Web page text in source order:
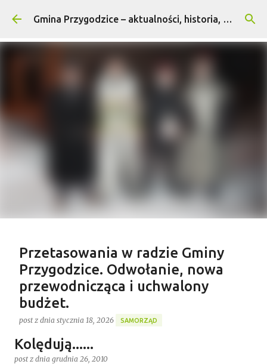
Przejdź do głównej zawartości Gmina Przygodzice – aktualności, historia, turystyka
Gospodarstwo Rybackie Przygodzice
Najnowszy post
Przetasowania w radzie Gminy
Przygodzice. Odwołanie, nowa
przewodnicząca i uchwalony
budżet.
post z dnia stycznia 18, 2026 SAMORZĄD
Ponad 4 godziny trwała ostatnia w 2025 roku XVI sesja
Rady Gminy Przygodzice ustanawiając dotychczasowy
Kolędują......
post z dnia grudnia 26, 2010